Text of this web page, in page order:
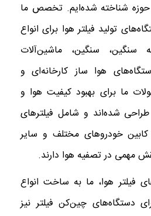
حوزه شناخته شده‌ایم. تخصص ما
تولید فیلتر هوا برای انواع
سنگین، سنگین، ماشین‌آلات
هوا ساز کارخانه‌ای و
ما برای بهبود کیفیت هوا و
طراحی شده‌اند و شامل فیلترهای
کابین خودروهای مختلف و سایر
مهمی در تصفیه هوا دارند.
فیلتر هوا، ما به ساخت انواع
دستگاه‌های چین‌کن فیلتر نیز